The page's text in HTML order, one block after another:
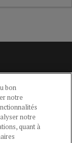
DES COOKIES
bon
notre
notre
quant à